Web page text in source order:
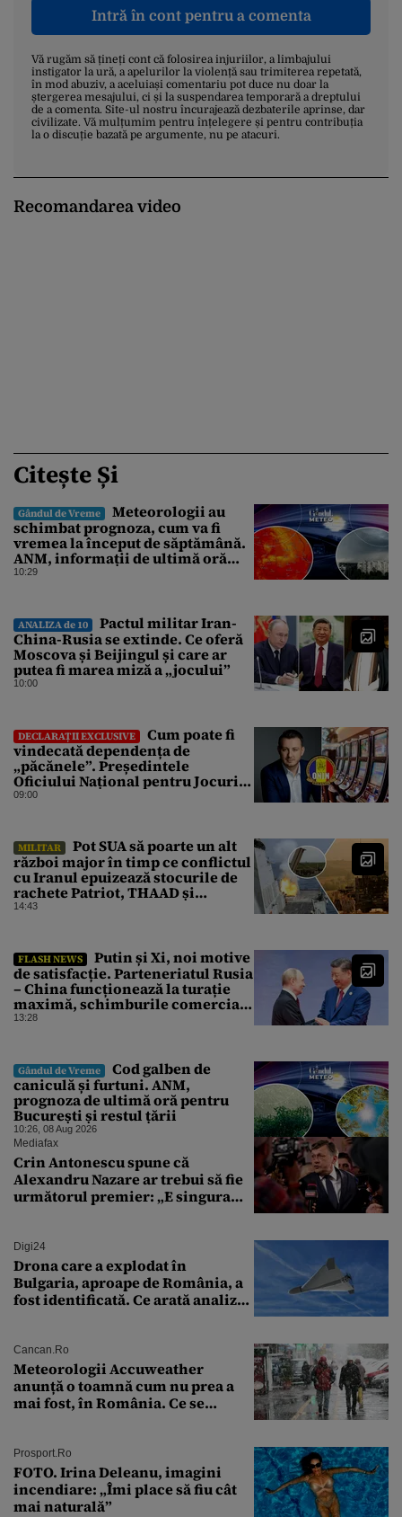
Intră în cont pentru a comenta
Vă rugăm să țineți cont că folosirea injuriilor, a limbajului
instigator la ură, a apelurilor la violență sau trimiterea repetată,
în mod abuziv, a aceluiași comentariu pot duce nu doar la
ștergerea mesajului, ci și la suspendarea temporară a dreptului
de a comenta. Site-ul nostru încurajează dezbaterile aprinse, dar
civilizate. Vă mulțumim pentru înțelegere și pentru contribuția
la o discuție bazată pe argumente, nu pe atacuri.
Recomandarea video
Citește Și
Gândul de Vreme
Meteorologii au
schimbat prognoza, cum va fi
vremea la început de săptămână.
ANM, informații de ultimă oră
pentru Gândul
10:29
ANALIZA de 10
Pactul militar Iran-
China-Rusia se extinde. Ce oferă
Moscova și Beijingul și care ar
putea fi marea miză a „jocului”
10:00
DECLARAȚII EXCLUSIVE
Cum poate fi
vindecată dependența de
„păcănele”. Președintele
Oficiului Național pentru Jocuri
de Noroc propune o ordonanță de
unică
09:00
MILITAR
Pot SUA să poarte un alt
război major în timp ce conflictul
cu Iranul epuizează stocurile de
rachete Patriot, THAAD și
Tomahawk?
14:43
FLASH NEWS
Putin și Xi, noi motive
de satisfacție. Parteneriatul Rusia
– China funcționează la turație
maximă, schimburile comerciale
ating niveluri record
13:28
Gândul de Vreme
Cod galben de
caniculă și furtuni. ANM,
prognoza de ultimă oră pentru
București și restul țării
10:26, 08 Aug 2026
Mediafax
Crin Antonescu spune că
Alexandru Nazare ar trebui să fie
următorul premier: „E singura
Digi24
Drona care a explodat în
Bulgaria, aproape de România, a
fost identificată. Ce arată analiza
Cancan.ro
Meteorologii Accuweather
anunță o toamnă cum nu prea a
mai fost, în România. Ce se
București. Pe ce dată ninge
Prosport.ro
FOTO. Irina Deleanu, imagini
incendiare: „Îmi place să fiu cât
mai naturală”